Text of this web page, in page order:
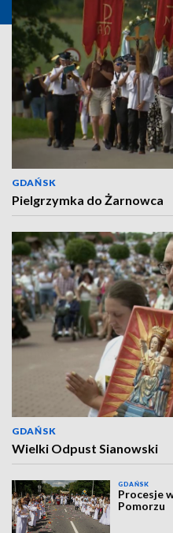
GDAŃSK
Pielgrzymka do Żarnowca
GDAŃSK
Wielki Odpust Sianowski
GDAŃSK
Procesje
Pomorzu